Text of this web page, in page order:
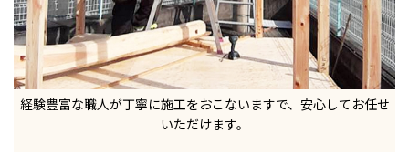
経験豊富な職人が丁寧に施工をおこないますで、 安心してお任せ
いただけます。